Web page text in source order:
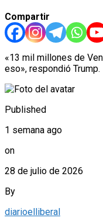
Compartir
«13 mil millones de
eso», respondió Trump.
Published
1 semana ago
on
28 de julio de 2026
By
diarioelliberal